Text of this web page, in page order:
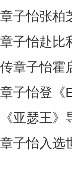
章子怡张柏
章子怡赴比
传章子怡霍
章子怡登《
《亚瑟王
章子怡入选